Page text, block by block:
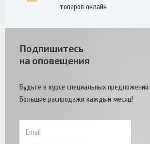
товаров онлайн
Подпишитесь
на оповещения
Будьте в курсе специальных предложений.
Большие распродажи каждый месяц!